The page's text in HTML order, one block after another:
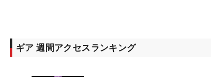
ギア 週間アクセスランキング